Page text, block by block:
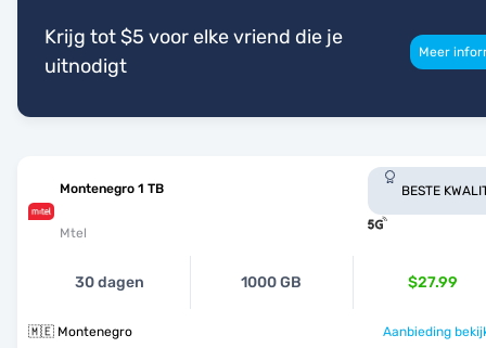
Krijg tot $5 voor elke vriend die je
uitnodigt
Meer
Montenegro 1 TB
Mtel
BESTE
30 dagen 1000 GB $27.99
🇲🇪 Montenegro Aanbieding